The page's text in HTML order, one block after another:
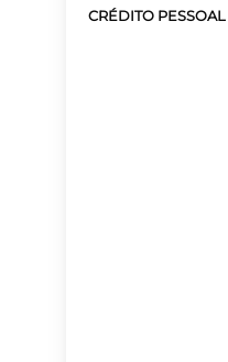
CRÉDITO PESSOAL